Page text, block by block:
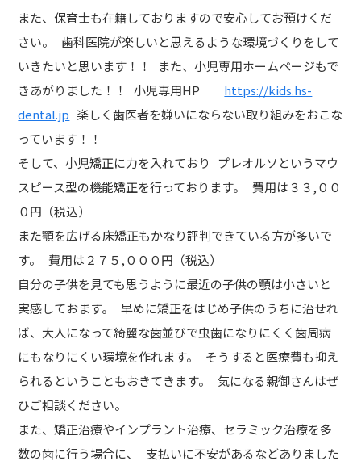
また、保育士も在籍しておりますので安心してお預けくだ
さい。 歯科医院が楽しいと思えるような環境づくりをして
いきたいと思います！！ また、小児専用ホームページもで
きあがりました！！ 小児専用HP https://kids.hs-
dental.jp 楽しく歯医者を嫌いにならない取り組みをおこな
っています！！
そして、小児矯正に力を入れており プレオルソというマウ
スピース型の機能矯正を行っております。 費用は３３,００
０円（税込）
また顎を広げる床矯正もかなり評判できている方が多いで
す。 費用は２７５,０００円（税込）
自分の子供を見ても思うように最近の子供の顎は小さいと
実感しておます。 早めに矯正をはじめ子供のうちに治せれ
ば、大人になって綺麗な歯並びで虫歯になりにくく歯周病
にもなりにくい環境を作れます。 そうすると医療費も抑え
られるということもおきてきます。 気になる親御さんはぜ
ひご相談ください。
また、矯正治療やインプラント治療、セラミック治療を多
数の歯に行う場合に、 支払いに不安があるなどありました